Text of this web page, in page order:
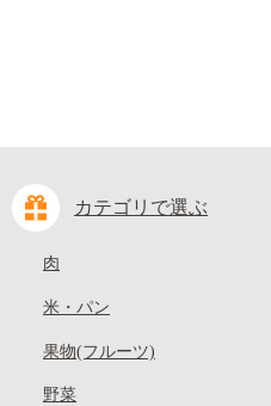
カテゴリで選ぶ
肉
米・パン
果物(フルーツ)
野菜